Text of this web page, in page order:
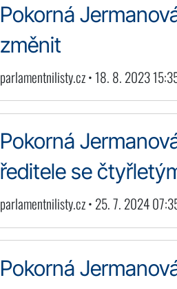
Pokorná
změnit
parlamentnilisty.cz • 18. 8. 2023
Pokorná
ředitele se
parlamentnilisty.cz • 25. 7. 2024
Pokorná